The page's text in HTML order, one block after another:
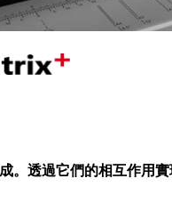
。透過它們的相互作用